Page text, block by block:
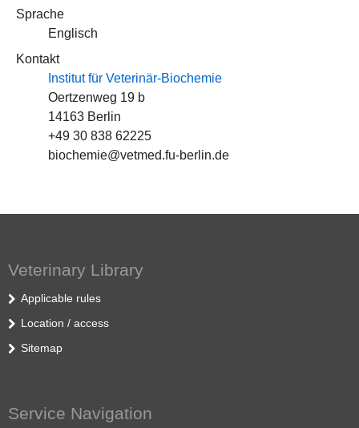
Sprache
Englisch
Kontakt
Institut für Veterinär-Biochemie
Oertzenweg 19 b
14163 Berlin
+49 30 838 62225
biochemie@vetmed.fu-berlin.de
Veterinary Library
Applicable rules
Location / access
Sitemap
Service Navigation